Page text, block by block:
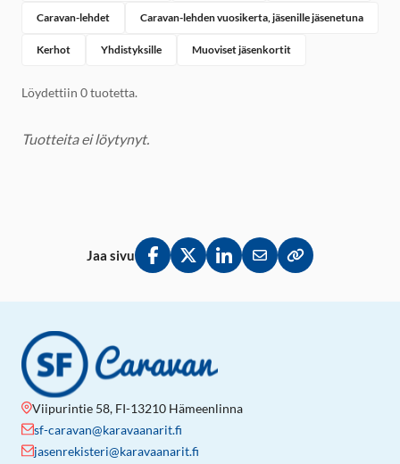
Caravan-lehdet Caravan-lehden vuosikerta, jäsenille jäsenetuna
Kerhot Yhdistyksille Muoviset jäsenkortit
Löydettiin 0 tuotetta.
Tuotteita ei löytynyt.
Jaa sivu
Jaa Facebookissa
Jaa Twitterissä
Jaa LinkedInissä
Jaa sähköpostitse
Kopioi linkki
Viipurintie 58, FI-13210 Hämeenlinna
sf-caravan@karavaanarit.fi
jasenrekisteri@karavaanarit.fi